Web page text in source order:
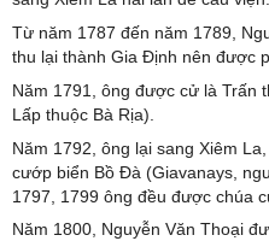
Từ năm 1787 đến năm 1789,
thu lại thành Gia Định nên được
Năm 1791, ông được cử là Trấn
Lấp thuộc Bà Rịa).
Năm 1792, ông lại sang Xiêm
cướp biển Bồ Đà (Giavanays,
1797, 1799 ông đều được chúa
Năm 1800, Nguyễn Văn Thoại